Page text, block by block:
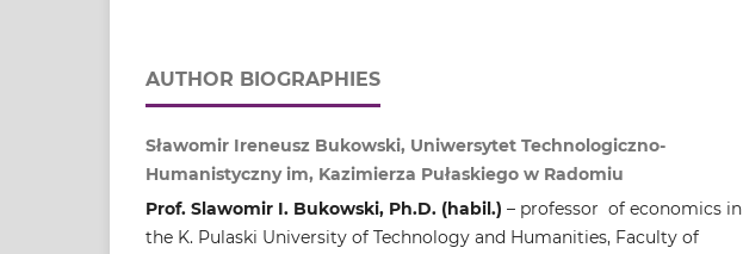
AUTHOR BIOGRAPHIES
Sławomir Ireneusz Bukowski, Uniwersytet Technologiczno-
Humanistyczny im, Kazimierza Pułaskiego w Radomiu
Prof. Slawomir I. Bukowski, Ph.D. (habil.) – professor of economics in
the K. Pulaski University of Technology and Humanities, Faculty of